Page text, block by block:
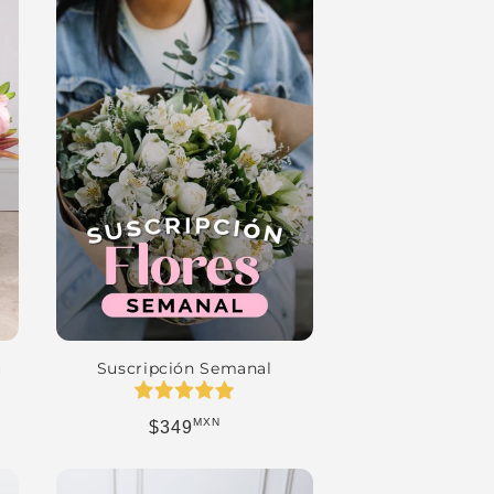
Suscripción Semanal
Precio habitual
$349MXN